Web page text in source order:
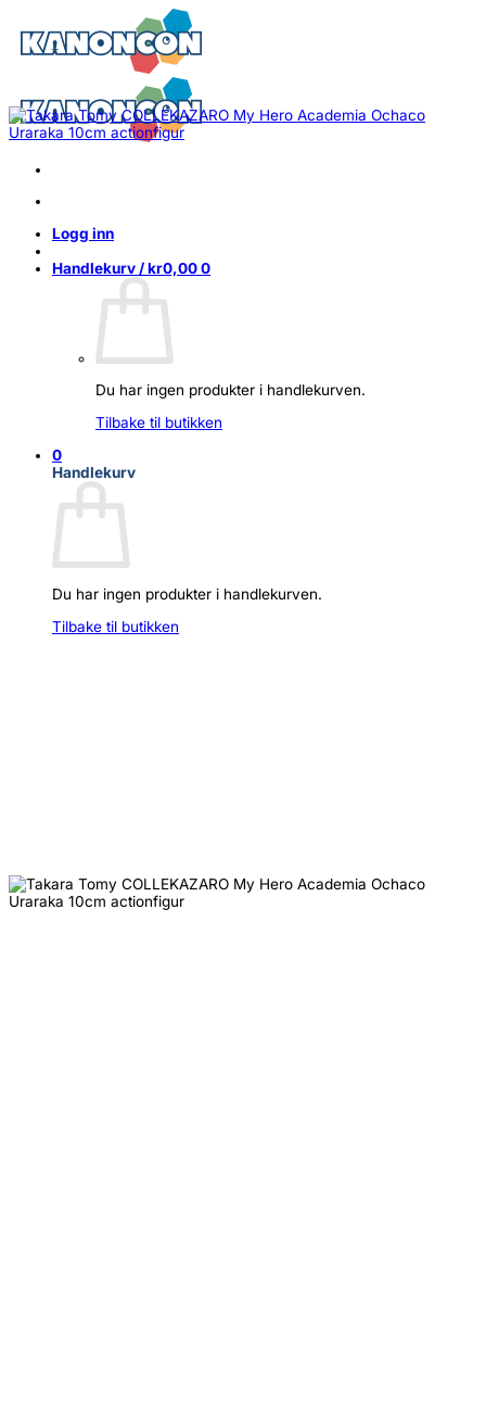
content
Logg inn
Handlekurv /kr0,000
Du har ingen produkter i handlekurven.
Tilbake til butikken
0
Handlekurv
Du har ingen produkter i handlekurven.
Tilbake til butikken